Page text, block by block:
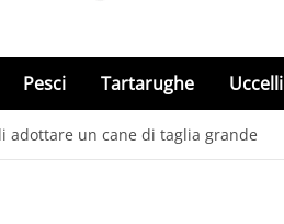
Pesci Tartarughe Uccelli
adottare un cane di taglia grande